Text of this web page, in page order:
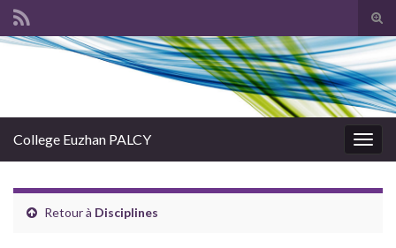
Search for:
College Euzhan PALCY
Retour à Disciplines